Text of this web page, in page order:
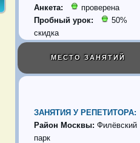
Анкета:
проверена
Пробный урок:
50%
скидка
МЕСТО ЗАНЯТИЙ
ЗАНЯТИЯ У РЕПЕТИТОРА:
Район Москвы: Филёвский
парк